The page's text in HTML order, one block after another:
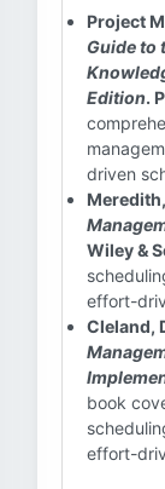
Project
Guide to
Edition.
driven
Wiley &
effort-
Cleland,
book
effort-